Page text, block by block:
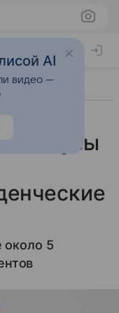
вузы
около 5
AI
видео —